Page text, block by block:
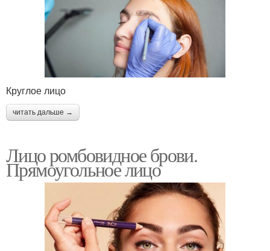
Круглое лицо
читать дальше →
Лицо ромбовидное брови.
Прямоугольное лицо